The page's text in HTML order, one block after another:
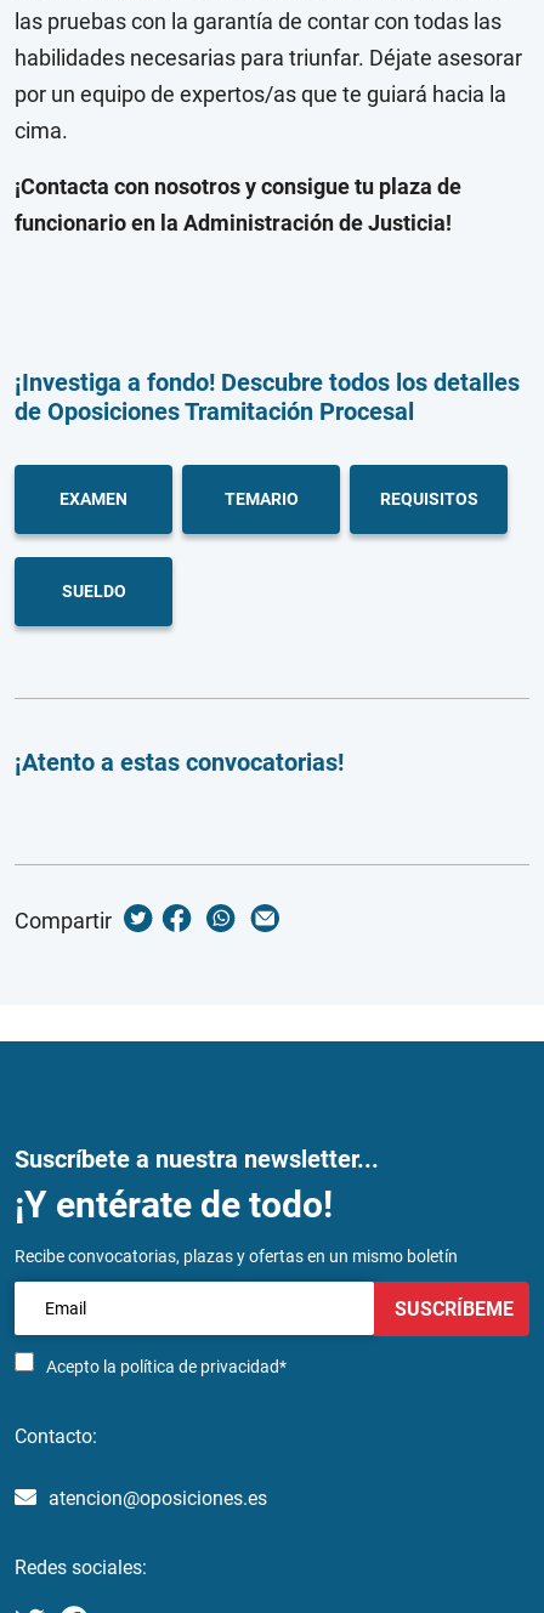
las pruebas con la garantía de contar con todas las
habilidades necesarias para triunfar. Déjate asesorar
por un equipo de expertos/as que te guiará hacia la
cima.
¡Contacta con nosotros y consigue tu plaza de
funcionario en la Administración de Justicia!
¡Investiga a fondo! Descubre todos los detalles
de Oposiciones Tramitación Procesal
EXAMEN TEMARIO REQUISITOS
SUELDO
¡Atento a estas convocatorias!
Compartir
Suscríbete a nuestra newsletter...
¡Y entérate de todo!
Recibe convocatorias, plazas y ofertas en un mismo boletín
Acepto la política de privacidad*
SUSCRÍBEME
Contacto:
atencion@oposiciones.es
Redes sociales: